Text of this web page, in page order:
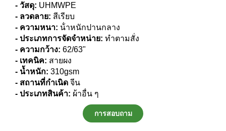
- วัสดุ: UHMWPE
- ลวดลาย: สีเรียบ
- ความหนา: น้ําหนักปานกลาง
- ประเภทการจัดจำหน่าย: ทําตามสั่ง
- ความกว้าง: 62/63"
- เทคนิค: สายผง
- น้ำหนัก: 310gsm
- สถานที่กําเนิด จีน
- ประเภทสินค้า: ผ้าอื่น ๆ
การสอบถาม